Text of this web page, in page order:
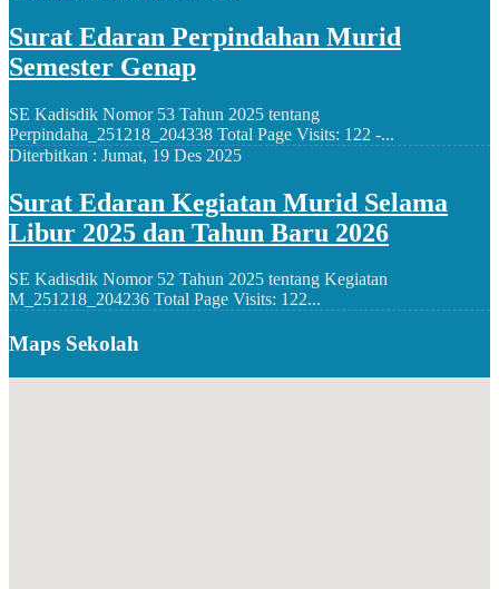
Surat Edaran Perpindahan Murid
Semester Genap
SE Kadisdik Nomor 53 Tahun 2025 tentang
Perpindaha_251218_204338 Total Page Visits: 122 -...
Diterbitkan : Jumat, 19 Des 2025
Surat Edaran Kegiatan Murid Selama
Libur 2025 dan Tahun Baru 2026
SE Kadisdik Nomor 52 Tahun 2025 tentang Kegiatan
M_251218_204236 Total Page Visits: 122...
Maps Sekolah